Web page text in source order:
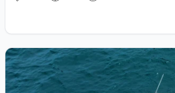
View details for Rio - Rio 11 (2005)